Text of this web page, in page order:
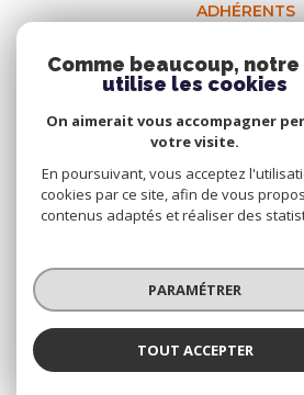
ADHÉRENTS
Nous
Données
Nos partenaires
Réalisé par :
Comme beaucoup,
utilise les cookies
On aimerait vous accompagner
votre visite.
En poursuivant, vous acceptez
cookies par ce site, afin de vous
contenus adaptés et réaliser des
PARAMÉTRER
TOUT ACCEPTER